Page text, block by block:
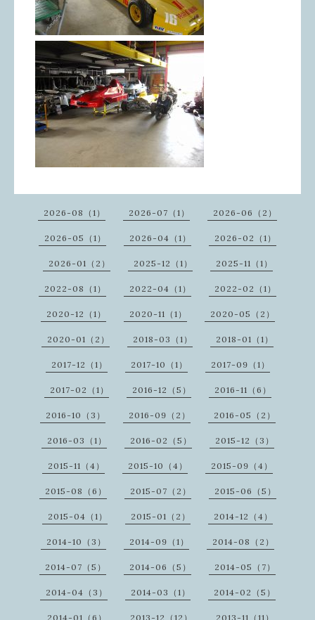
2026-08（1） 2026-07（1） 2026-06（2）
2026-05（1） 2026-04（1） 2026-02（1）
2026-01（2） 2025-12（1） 2025-11（1）
2022-08（1） 2022-04（1） 2022-02（1）
2020-12（1） 2020-11（1） 2020-05（2）
2020-01（2） 2018-03（1） 2018-01（1）
2017-12（1） 2017-10（1） 2017-09（1）
2017-02（1） 2016-12（5） 2016-11（6）
2016-10（3） 2016-09（2） 2016-05（2）
2016-03（1） 2016-02（5） 2015-12（3）
2015-11（4） 2015-10（4） 2015-09（4）
2015-08（6） 2015-07（2） 2015-06（5）
2015-04（1） 2015-01（2） 2014-12（4）
2014-10（3） 2014-09（1） 2014-08（2）
2014-07（5） 2014-06（5） 2014-05（7）
2014-04（3） 2014-03（1） 2014-02（5）
2014-01（6） 2013-12（12） 2013-11（11）